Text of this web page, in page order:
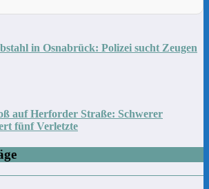
in Osnabrück: Polizei sucht Zeugen
auf Herforder Straße: Schwerer
fünf Verletzte